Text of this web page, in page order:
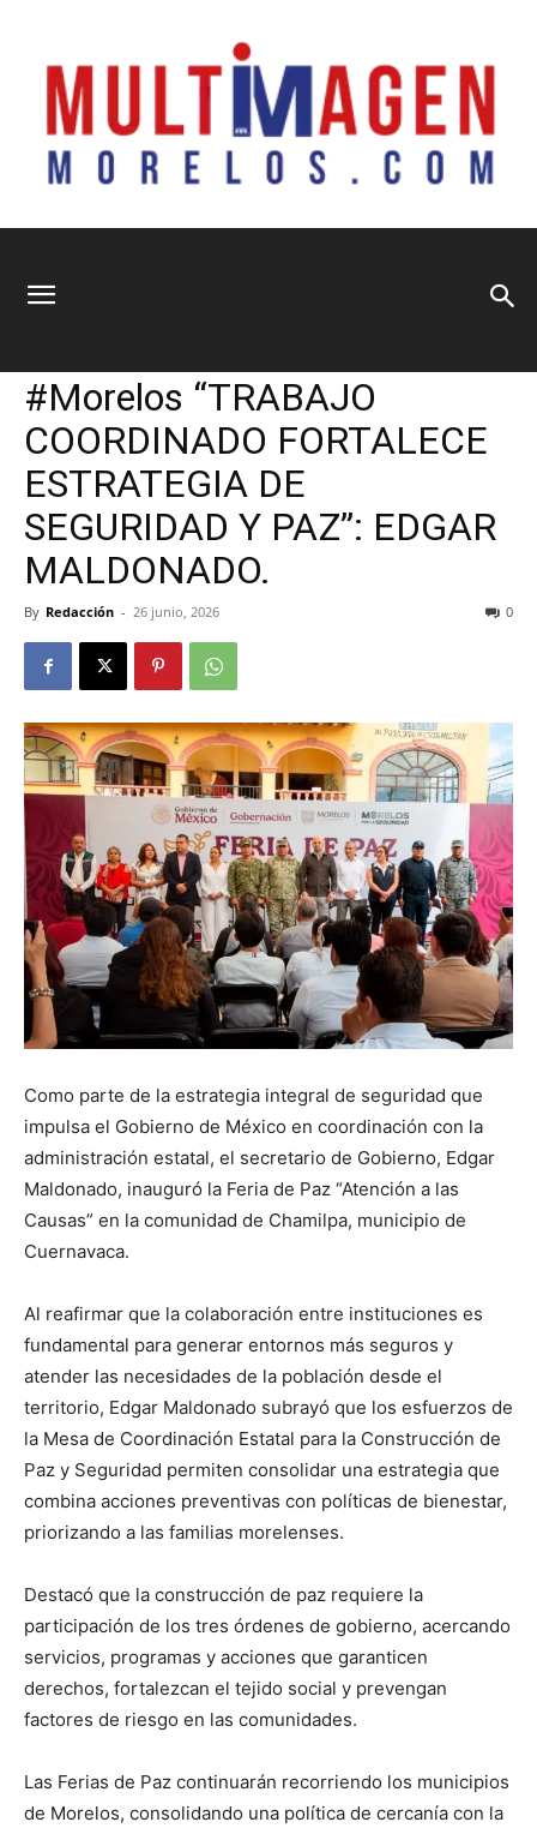
Morelos
#Morelos “TRABAJO
COORDINADO FORTALECE
ESTRATEGIA DE
SEGURIDAD Y PAZ”: EDGAR
MALDONADO.
By Redacción - 26 junio, 2026 0
Como parte de la estrategia integral de seguridad que
impulsa el Gobierno de México en coordinación con la
administración estatal, el secretario de Gobierno, Edgar
Maldonado, inauguró la Feria de Paz “Atención a las
Causas” en la comunidad de Chamilpa, municipio de
Cuernavaca.
Al reafirmar que la colaboración entre instituciones es
fundamental para generar entornos más seguros y
atender las necesidades de la población desde el
territorio, Edgar Maldonado subrayó que los esfuerzos de
la Mesa de Coordinación Estatal para la Construcción de
Paz y Seguridad permiten consolidar una estrategia que
combina acciones preventivas con políticas de bienestar,
priorizando a las familias morelenses.
Destacó que la construcción de paz requiere la
participación de los tres órdenes de gobierno, acercando
servicios, programas y acciones que garanticen
derechos, fortalezcan el tejido social y prevengan
factores de riesgo en las comunidades.
Las Ferias de Paz continuarán recorriendo los municipios
de Morelos, consolidando una política de cercanía con la